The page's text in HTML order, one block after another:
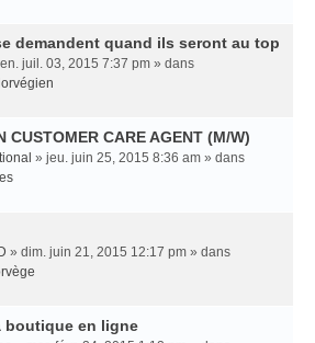
demandent quand ils seront au top
juil. 03, 2015 7:37 pm » dans
CUSTOMER CARE AGENT (M/W)
» jeu. juin 25, 2015 8:36 am » dans
» dim. juin 21, 2015 12:17 pm » dans
boutique en ligne